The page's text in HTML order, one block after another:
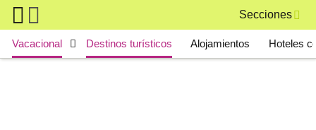
Skip to main content
Secciones
Main navigation
Vacacional Destinos turísticos Alojamientos Hoteles